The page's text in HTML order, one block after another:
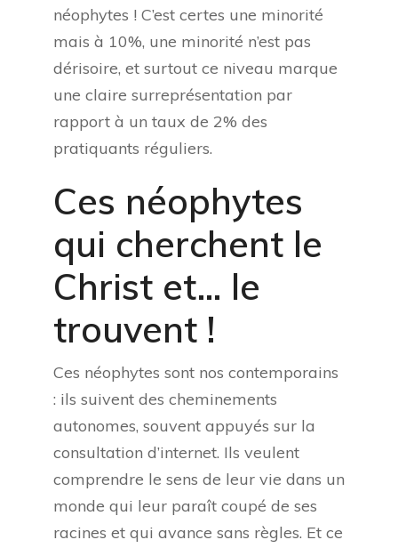
néophytes ! C’est certes une minorité
mais à 10%, une minorité n’est pas
dérisoire, et surtout ce niveau marque
une claire surreprésentation par
rapport à un taux de 2% des
pratiquants réguliers.
Ces néophytes
qui cherchent le
Christ et… le
trouvent !
Ces néophytes sont nos contemporains
: ils suivent des cheminements
autonomes, souvent appuyés sur la
consultation d’internet. Ils veulent
comprendre le sens de leur vie dans un
monde qui leur paraît coupé de ses
racines et qui avance sans règles. Et ce